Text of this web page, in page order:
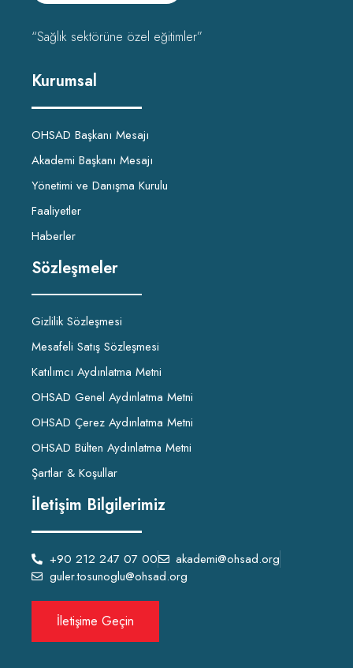
“Sağlık sektörüne özel eğitimler”
Kurumsal
OHSAD Başkanı Mesajı
Akademi Başkanı Mesajı
Yönetimi ve Danışma Kurulu
Faaliyetler
Haberler
Sözleşmeler
Gizlilik Sözleşmesi
Mesafeli Satış Sözleşmesi
Katılımcı Aydınlatma Metni
OHSAD Genel Aydınlatma Metni
OHSAD Çerez Aydınlatma Metni
OHSAD Bülten Aydınlatma Metni
Şartlar & Koşullar
İletişim Bilgilerimiz
+90 212 247 07 00
akademi@ohsad.org
guler.tosunoglu@ohsad.org
İletişime Geçin